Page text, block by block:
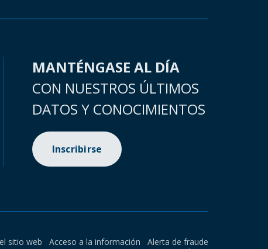
MANTÉNGASE AL DÍA
CON NUESTROS ÚLTIMOS
DATOS Y CONOCIMIENTOS
Inscribirse
sitio web Acceso a la información
Alerta de fraude